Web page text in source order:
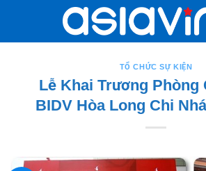
nội
TỔ CHỨC SỰ KIỆN
Lễ Khai Trương Phòng
BIDV Hòa Long Chi